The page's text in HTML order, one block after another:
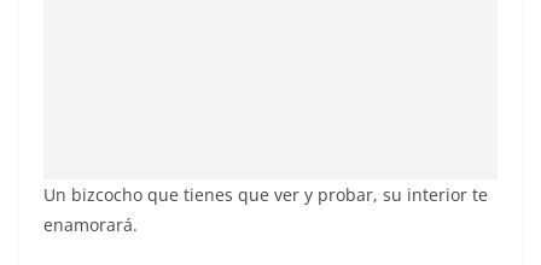
Un bizcocho que tienes que ver y probar, su interior te
enamorará.